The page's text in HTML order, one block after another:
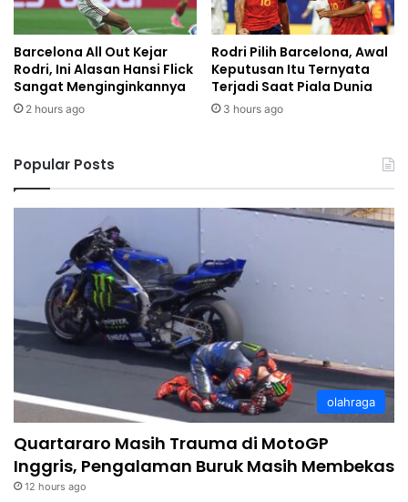
Barcelona All Out Kejar
Rodri, Ini Alasan Hansi Flick
Sangat Menginginkannya
2 hours ago
Rodri Pilih Barcelona, Awal
Keputusan Itu Ternyata
Terjadi Saat Piala Dunia
3 hours ago
Popular Posts
olahraga
Quartararo Masih Trauma di MotoGP
Inggris, Pengalaman Buruk Masih Membekas
12 hours ago